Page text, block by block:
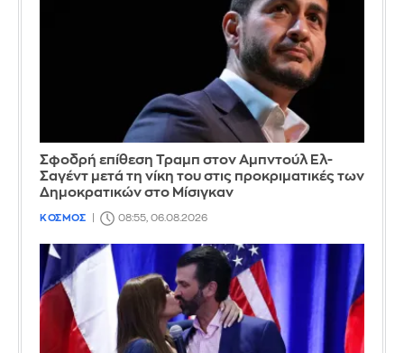
Σφοδρή επίθεση Τραμπ στον Αμπντούλ Ελ-
Σαγέντ μετά τη νίκη του στις προκριματικές των
Δημοκρατικών στο Μίσιγκαν
ΚΟΣΜΟΣ 08:55, 06.08.2026